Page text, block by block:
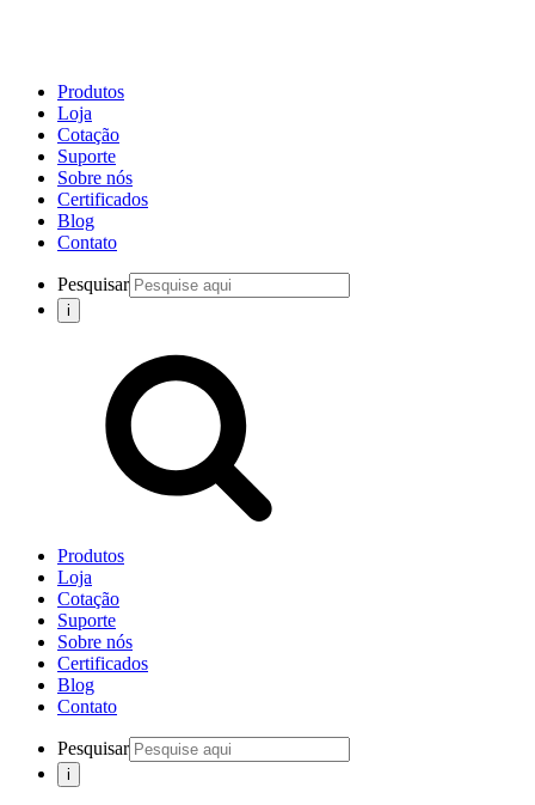
Produtos
Loja
Cotação
Suporte
Sobre nós
Certificados
Blog
Contato
Pesquisar
Produtos
Loja
Cotação
Suporte
Sobre nós
Certificados
Blog
Contato
Pesquisar